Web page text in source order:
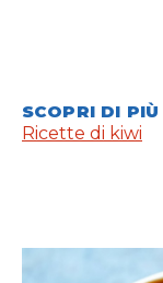
SCOPRI DI PIÙ
Ricette di kiwi